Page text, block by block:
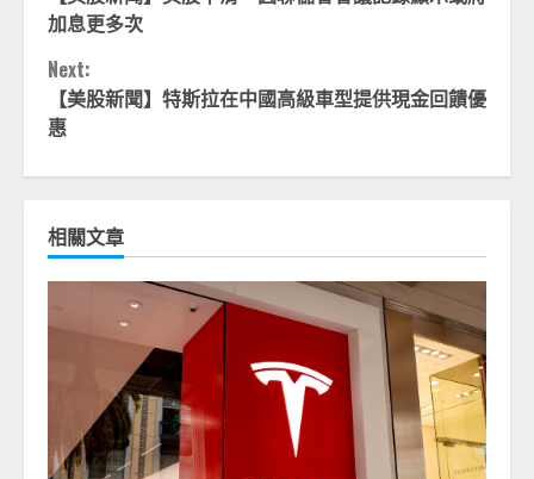
Reading
加息更多次
Next:
【美股新聞】特斯拉在中國高級車型提供現金回饋優
惠
相關文章